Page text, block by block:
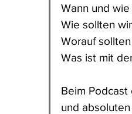
Wann und
Wie sollten
Worauf
Was ist mit
Beim
und